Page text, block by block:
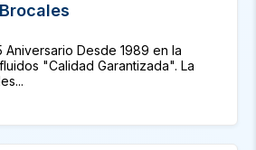
Aniversario Desde 1989 en la
"Calidad Garantizada". La